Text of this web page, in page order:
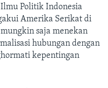
Politik Indonesia
Amerika Serikat di
saja menekan
hubungan dengan
kepentingan